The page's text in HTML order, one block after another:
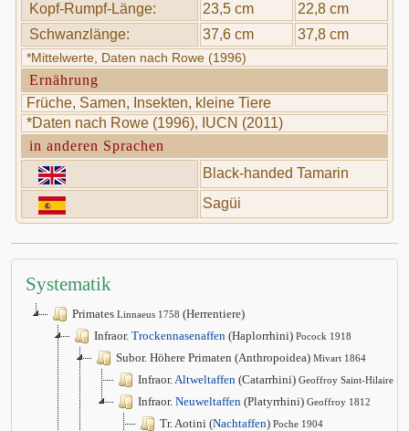
Kopf-Rumpf-Länge:
23,5 cm
22,8 cm
Schwanzlänge:
37,6 cm 37,8 cm
*Mittelwerte, Daten nach Rowe (1996)
Ernährung
Früche, Samen, Insekten, kleine Tiere
*Daten nach Rowe (1996), IUCN (2011)
in anderen Sprachen
Black-handed Tamarin
Sagüi
Systematik
Primates Linnaeus 1758 (Herrentiere)
Infraor. Trockennasenaffen (Haplorrhini) Pocock 1918
Subor. Höhere Primaten (Anthropoidea) Mivart 1864
Infraor.Altweltaffen (Catarrhini) Geoffroy Saint-Hilaire
Infraor. Neuweltaffen (Platyrrhini) Geoffroy 1812
Tr. Aotini (Nachtaffen) Poche 1904